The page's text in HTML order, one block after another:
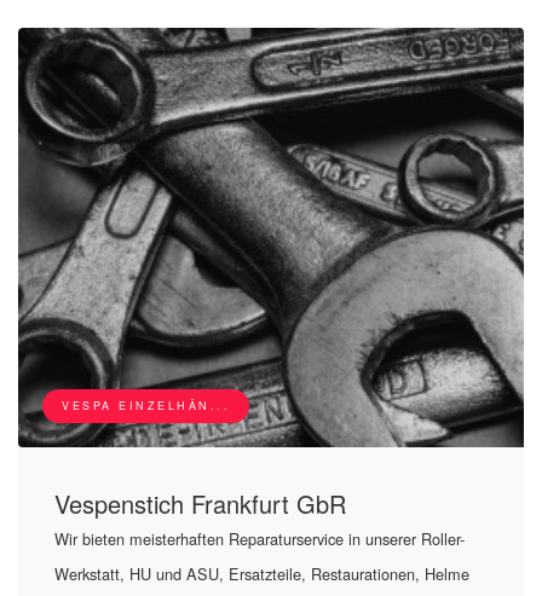
VESPA EINZELHÄN...
Vespenstich Frankfurt GbR
Wir bieten meisterhaften Reparaturservice in unserer Roller-
Werkstatt, HU und ASU, Ersatzteile, Restaurationen, Helme